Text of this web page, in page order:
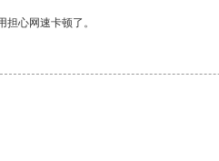
心网速卡顿了。